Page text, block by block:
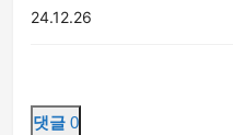
24.12.26
댓글 0